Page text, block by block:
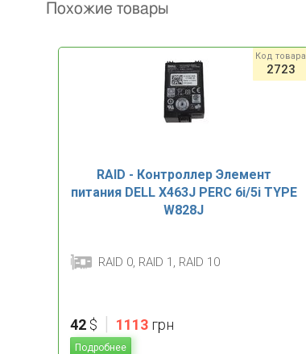
Похожие товары
RAID - Контроллер Элемент
питания DELL X463J PERC 6i/5i TYPE
W828J
Код товара
2723
RAID 0, RAID 1, RAID 10
42 $ | 1113 грн
Подробнее